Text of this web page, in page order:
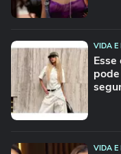
VIDA E
VIDA E